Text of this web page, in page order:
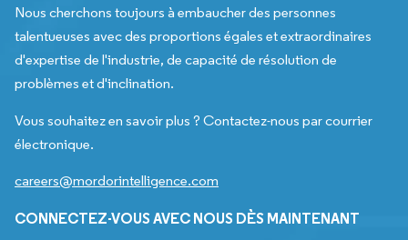
Nous cherchons toujours à embaucher des personnes
talentueuses avec des proportions égales et extraordinaires
d'expertise de l'industrie, de capacité de résolution de
problèmes et d'inclination.
Vous souhaitez en savoir plus ? Contactez-nous par courrier
électronique.
careers@mordorintelligence.com
CONNECTEZ-VOUS AVEC NOUS DÈS MAINTENANT